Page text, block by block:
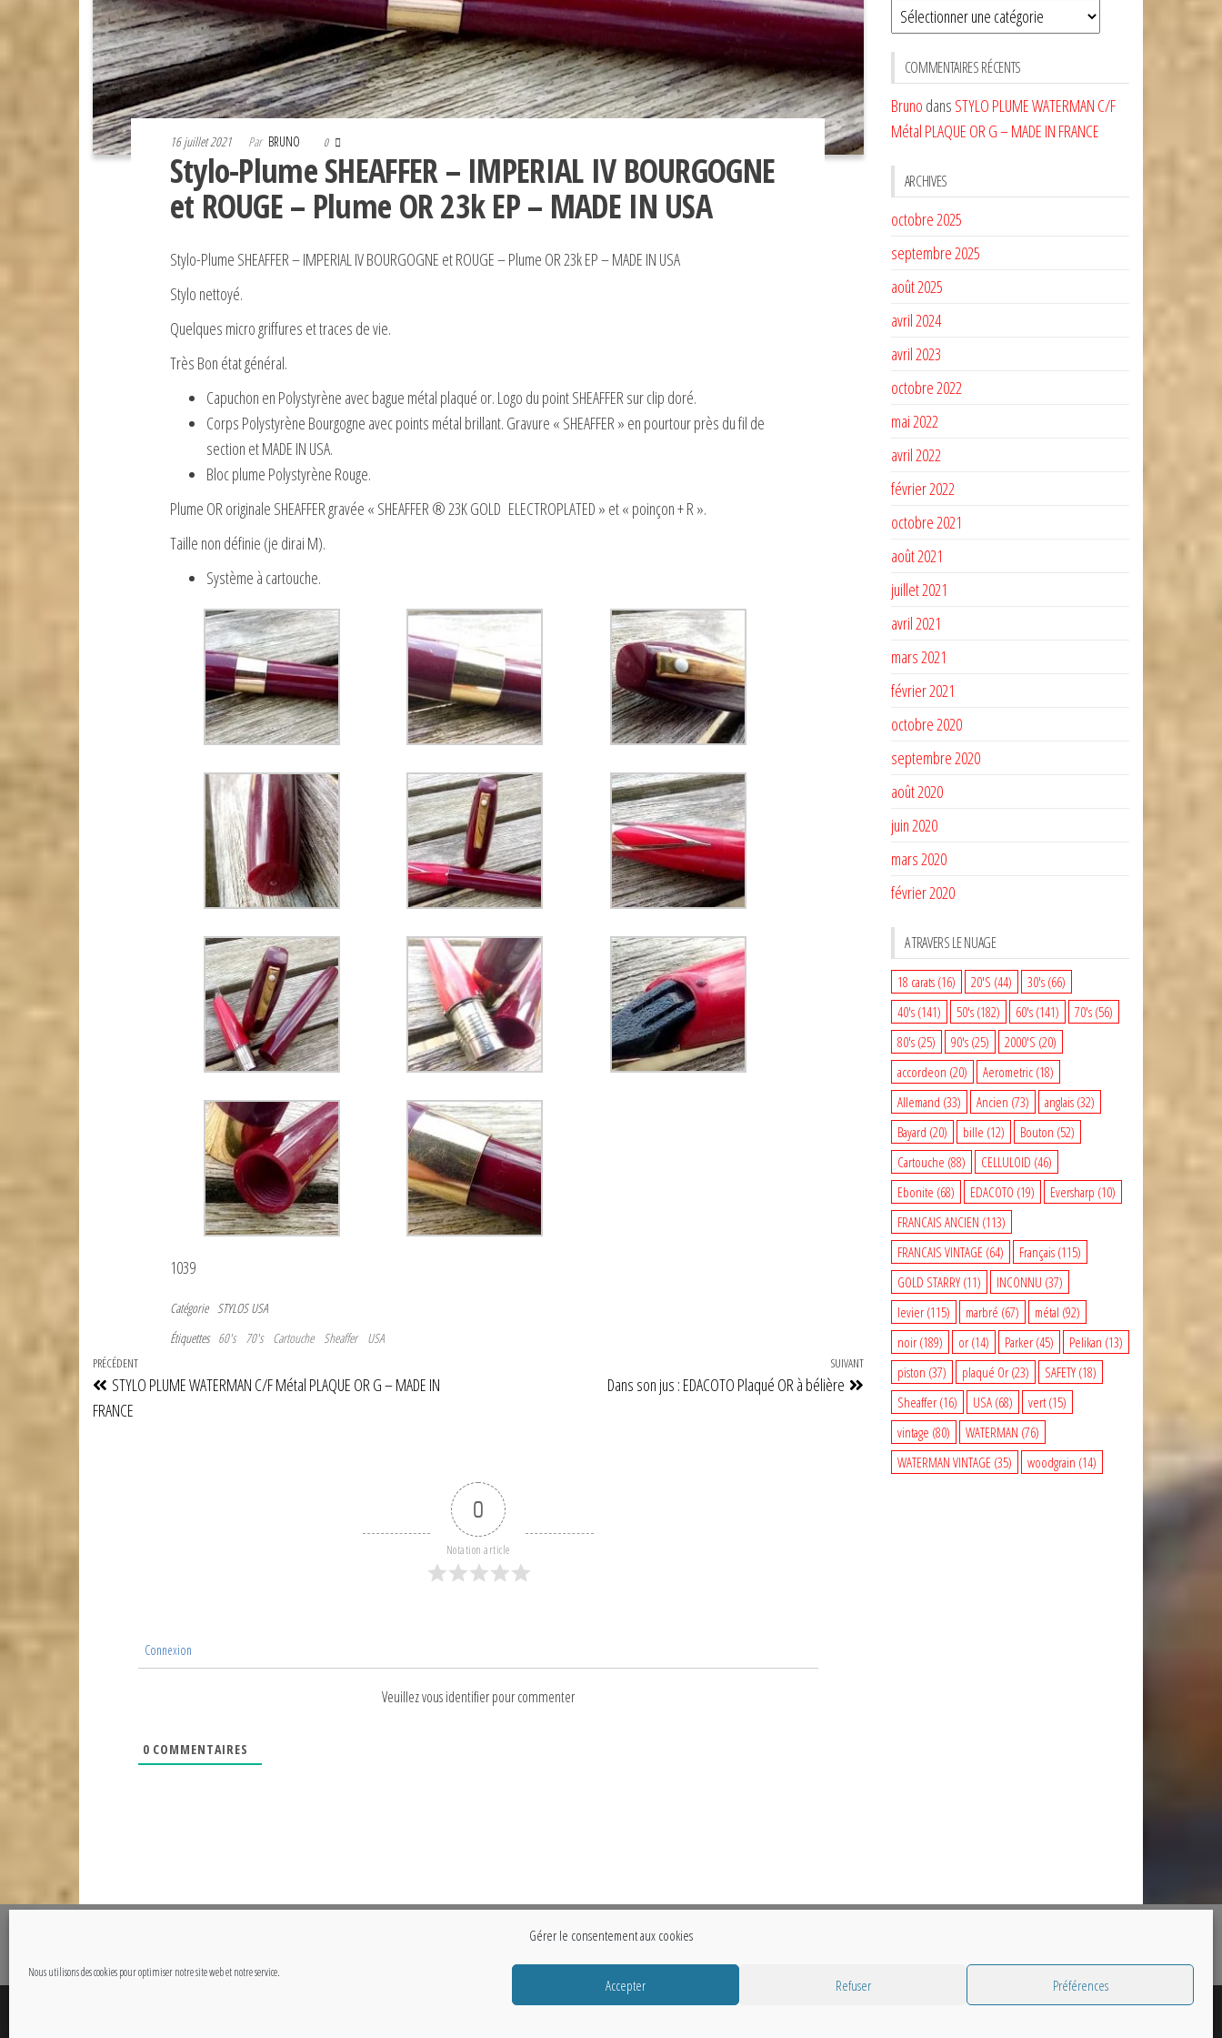
Gérer le consentement aux cookies
Nous utilisons des cookies pour optimiser notre site web et notre service.
Accepter Refuser Préférences
16 juillet 2021 Par BRUNO 0
Stylo-Plume SHEAFFER – IMPERIAL IV BOURGOGNE
et ROUGE – Plume OR 23k EP – MADE IN USA
Stylo-Plume SHEAFFER – IMPERIAL IV BOURGOGNE et ROUGE – Plume OR 23k EP – MADE IN USA
Stylo nettoyé.
Quelques micro griffures et traces de vie.
Très Bon état général.
Capuchon en Polystyrène avec bague métal plaqué or. Logo du point SHEAFFER sur clip doré.
Corps Polystyrène Bourgogne avec points métal brillant. Gravure « SHEAFFER » en pourtour près du fil de
section et MADE IN USA.
Bloc plume Polystyrène Rouge.
Plume OR originale SHEAFFER gravée « SHEAFFER ® 23K GOLD ELECTROPLATED » et « poinçon + R ».
Taille non définie (je dirai M).
Système à cartouche.
1039
Catégorie
STYLOS USA
Étiquettes 60's 70's Cartouche Sheaffer USA
Navigation
de
l’article
Article
précédent
PRÉCÉDENT
STYLO PLUME WATERMAN C/F Métal PLAQUE OR G – MADE IN
FRANCE
Article
suivant
SUIVANT
Dans son jus : EDACOTO Plaqué OR à bélière
0
Notation article
Connexion
Veuillez vous identifier pour commenter
0COMMENTAIRES
Sélectionnez
une
CATÉGORIE
COMMENTAIRES RÉCENTS
Bruno dans STYLO PLUME WATERMAN C/F
Métal PLAQUE OR G – MADE IN FRANCE
ARCHIVES
octobre 2025
septembre 2025
août 2025
avril 2024
avril 2023
octobre 2022
mai 2022
avril 2022
février 2022
octobre 2021
août 2021
juillet 2021
avril 2021
mars 2021
février 2021
octobre 2020
septembre 2020
août 2020
juin 2020
mars 2020
février 2020
A TRAVERS LE NUAGE
18 carats(16) 20'S (44) 30's(66)
40's(141) 50's(182) 60's(141) 70's(56)
80's(25) 90's(25) 2000'S (20)
accordeon (20) Aerometric(18)
Allemand (33) Ancien (73) anglais(32)
Bayard (20) bille (12) Bouton (52)
Cartouche (88) CELLULOID (46)
Ebonite (68) EDACOTO (19) Eversharp (10)
FRANCAIS ANCIEN (113)
FRANCAIS VINTAGE (64) Français(115)
GOLD STARRY(11) INCONNU (37)
levier(115) marbré (67) métal (92)
noir(189) or(14) Parker(45) Pelikan (13)
piston (37) plaqué Or(23) SAFETY(18)
Sheaffer(16) USA(68) vert(15)
vintage (80) WATERMAN (76)
WATERMAN VINTAGE (35) woodgrain (14)